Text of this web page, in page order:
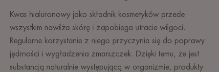
Kwas hialuronowy jako składnik kosmetyków przede
wszystkim nawilża skórę i zapobiega utracie wilgoci.
Regularne korzystanie z niego przyczynia się do poprawy
jędrności i wygładzenia zmarszczek. Dzięki temu, że jest
substancją naturalnie występującą w organizmie, produkty